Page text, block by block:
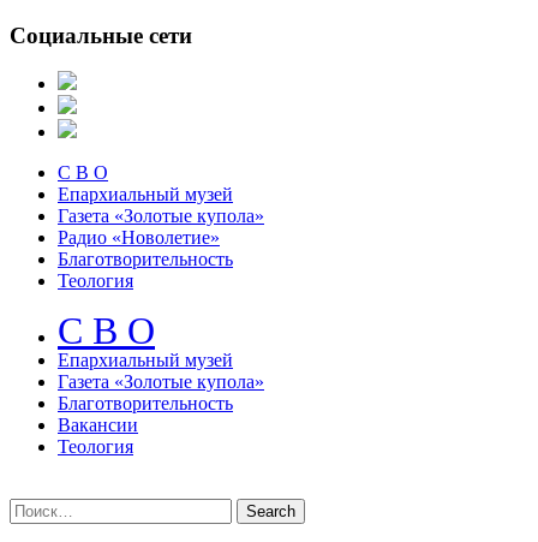
Социальные сети
С В О
Епархиальный музей
Газета «Золотые купола»
Радио «Новолетие»
Благотворительность
Теология
С В О
Епархиальный музeй
Газета «Золотые купола»
Благотворительность
Вакансии
Теология